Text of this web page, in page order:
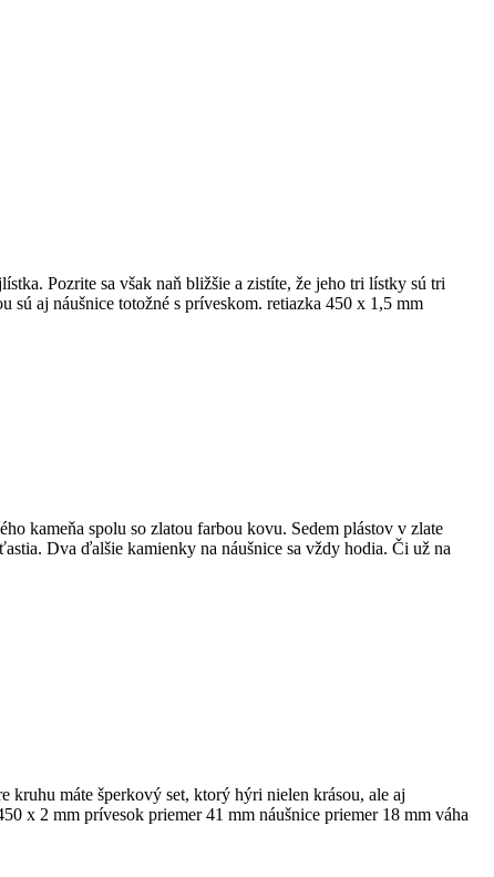
Pozrite sa však naň bližšie a zistíte, že jeho tri lístky sú tri
aj náušnice totožné s príveskom. retiazka 450 x 1,5 mm
kameňa spolu so zlatou farbou kovu. Sedem plástov v zlate
Dva ďalšie kamienky na náušnice sa vždy hodia. Či už na
kruhu máte šperkový set, ktorý hýri nielen krásou, ale aj
x 2 mm prívesok priemer 41 mm náušnice priemer 18 mm váha